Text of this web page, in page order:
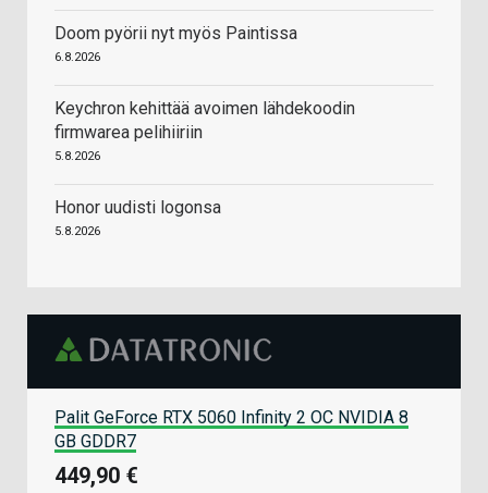
Doom pyörii nyt myös Paintissa
6.8.2026
Keychron kehittää avoimen lähdekoodin
firmwarea pelihiiriin
5.8.2026
Honor uudisti logonsa
5.8.2026
Palit GeForce RTX 5060 Infinity 2 OC NVIDIA 8
GB GDDR7
449,90 €